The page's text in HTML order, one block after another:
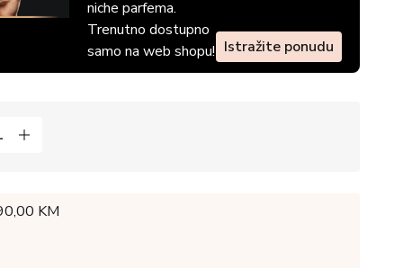
niche parfema.
Trenutno dostupno
samo na web shopu! Istražite ponudu
KM